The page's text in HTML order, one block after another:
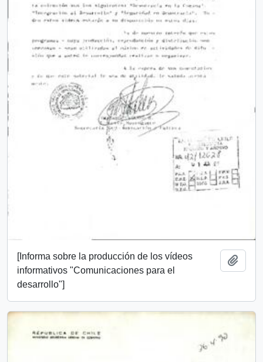
[Informa sobre la producción de los vídeos
informativos "Comunicaciones para el
desarrollo"]